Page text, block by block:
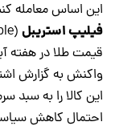
این اساس معامله
فیلیپ استریبل
قیمت طلا در هفته
واکنش به گزارش
این کالا را به سبد
احتمال کاهش